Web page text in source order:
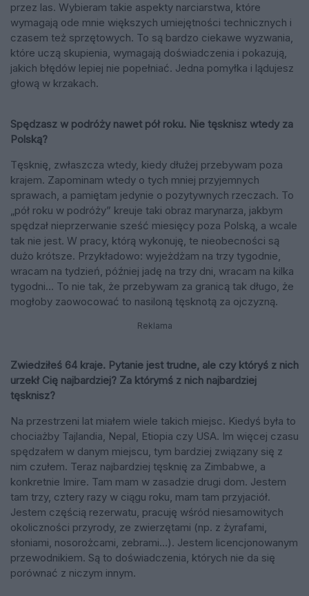
przez las. Wybieram takie aspekty narciarstwa, które
wymagają ode mnie większych umiejętności technicznych i
czasem też sprzętowych. To są bardzo ciekawe wyzwania,
które uczą skupienia, wymagają doświadczenia i pokazują,
jakich błędów lepiej nie popełniać. Jedna pomyłka i lądujesz
głową w krzakach.
Spędzasz w podróży nawet pół roku. Nie tęsknisz wtedy za
Polską?
Tęsknię, zwłaszcza wtedy, kiedy dłużej przebywam poza
krajem. Zapominam wtedy o tych mniej przyjemnych
sprawach, a pamiętam jedynie o pozytywnych rzeczach. To
„pół roku w podróży” kreuje taki obraz marynarza, jakbym
spędzał nieprzerwanie sześć miesięcy poza Polską, a wcale
tak nie jest. W pracy, którą wykonuję, te nieobecności są
dużo krótsze. Przykładowo: wyjeżdżam na trzy tygodnie,
wracam na tydzień, później jadę na trzy dni, wracam na kilka
tygodni… To nie tak, że przebywam za granicą tak długo, że
mogłoby zaowocować to nasiloną tęsknotą za ojczyzną.
Reklama
Zwiedziłeś 64 kraje. Pytanie jest trudne, ale czy któryś z nich
urzekł Cię najbardziej? Za którymś z nich najbardziej
tęsknisz?
Na przestrzeni lat miałem wiele takich miejsc. Kiedyś była to
chociażby Tajlandia, Nepal, Etiopia czy USA. Im więcej czasu
spędzałem w danym miejscu, tym bardziej związany się z
nim czułem. Teraz najbardziej tęsknię za Zimbabwe, a
konkretnie Imire. Tam mam w zasadzie drugi dom. Jestem
tam trzy, cztery razy w ciągu roku, mam tam przyjaciół.
Jestem częścią rezerwatu, pracuję wśród niesamowitych
okoliczności przyrody, ze zwierzętami (np. z żyrafami,
słoniami, nosorożcami, zebrami…). Jestem licencjonowanym
przewodnikiem. Są to doświadczenia, których nie da się
porównać z niczym innym.